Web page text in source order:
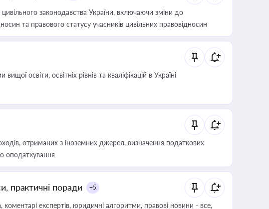
законодавства України, включаючи зміни до
та правового статусу учасників цивільних правовідносин
освіти, освітніх рівнів та кваліфікацій в Україні
отриманих з іноземних джерел, визначення податкових
оподаткування
практичні поради +5
експертів, юридичні алгоритми, правові новини - все,